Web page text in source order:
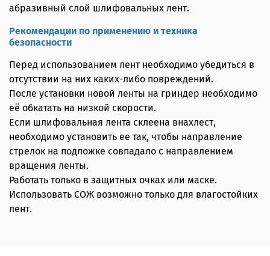
абразивный слой шлифовальных лент.
Рекомендации по применению и техника
безопасности
Перед использованием лент необходимо убедиться в
отсутствии на них каких-либо повреждений.
После установки новой ленты на гриндер необходимо
её обкатать на низкой скорости.
Если шлифовальная лента склеена внахлест,
необходимо установить ее так, чтобы направление
стрелок на подложке совпадало с направлением
вращения ленты.
Работать только в защитных очках или маске.
Использовать СОЖ возможно только для влагостойких
лент.